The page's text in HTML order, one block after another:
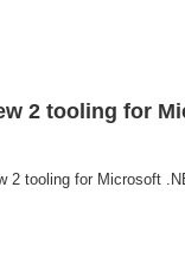
2 tooling for
2 tooling for Microsoft